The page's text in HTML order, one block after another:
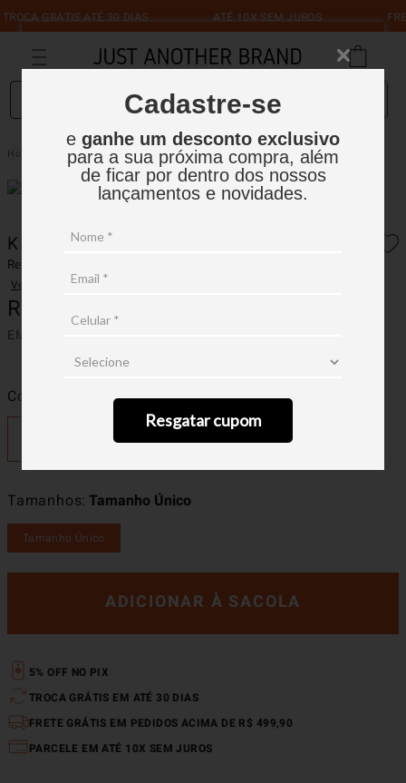
Cadastre-se
e ganhe um desconto exclusivo
para a sua próxima compra, além
de ficar por dentro dos nossos
lançamentos e novidades.
Resgatar cupom
GRÁTIS ATÉ 30 DIAS ATÉ 10X SEM JUROS
O que você está procurando?
Masculino Kit de Meias Sem Cano
KIT DE MEIAS SEM CANO
Ref.:
Ver avaliações
R$ 79, 90
EM ATÉ
Tamanhos Tamanho Único
Tamanho Único
Cor
ADICIONAR À SACOLA
5% OFF NO PIX
TROCA GRÁTIS EM ATÉ 30 DIAS
FRETE GRÁTIS EM PEDIDOS ACIMA DE R$ 499,90
PARCELE EM ATÉ 10X SEM JUROS